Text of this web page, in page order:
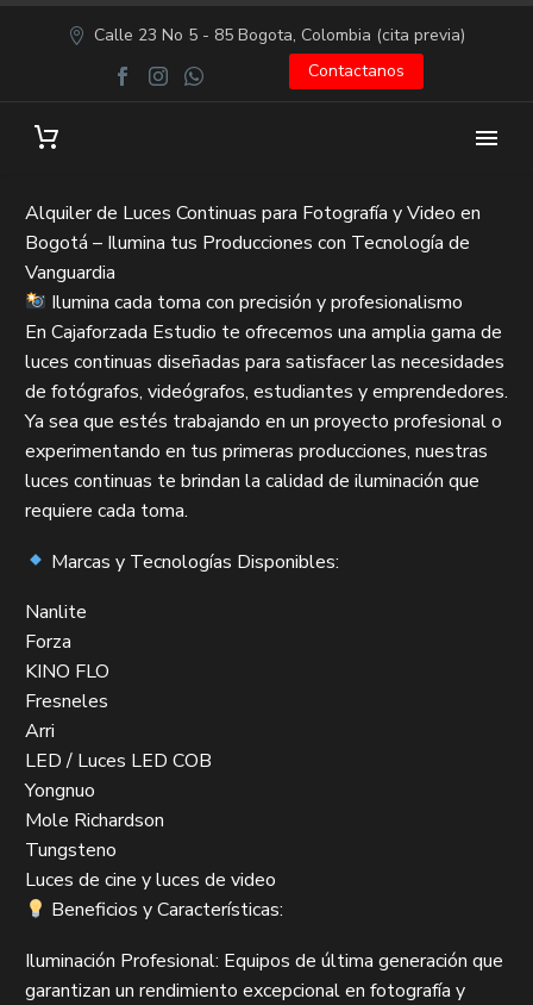
Calle 23 No 5 - 85 Bogota, Colombia (cita previa)
Contactanos
Alquiler de Luces Continuas para Fotografía y Video en
Bogotá – Ilumina tus Producciones con Tecnología de
Vanguardia
Ilumina cada toma con precisión y profesionalismo
En Cajaforzada Estudio te ofrecemos una amplia gama de
luces continuas diseñadas para satisfacer las necesidades
de fotógrafos, videógrafos, estudiantes y emprendedores.
Ya sea que estés trabajando en un proyecto profesional o
experimentando en tus primeras producciones, nuestras
luces continuas te brindan la calidad de iluminación que
requiere cada toma.
Marcas y Tecnologías Disponibles:
Nanlite
Forza
KINO FLO
Fresneles
Arri
LED / Luces LED COB
Yongnuo
Mole Richardson
Tungsteno
Luces de cine y luces de video
Beneficios y Características:
Iluminación Profesional: Equipos de última generación que
garantizan un rendimiento excepcional en fotografía y